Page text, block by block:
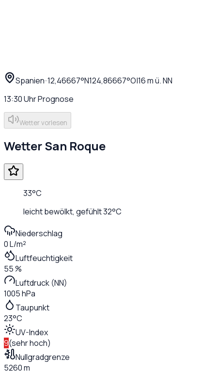
Spanien··12,46667°N124,86667°O|16m ü. NN
13:30UhrPrognose
Wetter vorlesen
WetterSan Roque
33°C
leicht bewölkt, gefühlt32°C
Niederschlag
0 L/m²
Luftfeuchtigkeit
55 %
Luftdruck (NN)
1005 hPa
Taupunkt
23°C
UV-Index
9(sehr hoch)
Nullgradgrenze
5260 m